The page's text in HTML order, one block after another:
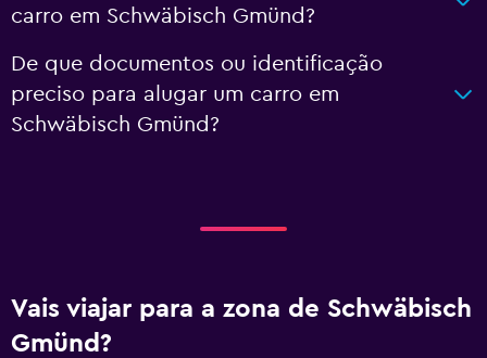
carro em Schwäbisch Gmünd?
De que documentos ou identificação
preciso para alugar um carro em
Schwäbisch Gmünd?
Vais viajar para a zona de Schwäbisch
Gmünd?